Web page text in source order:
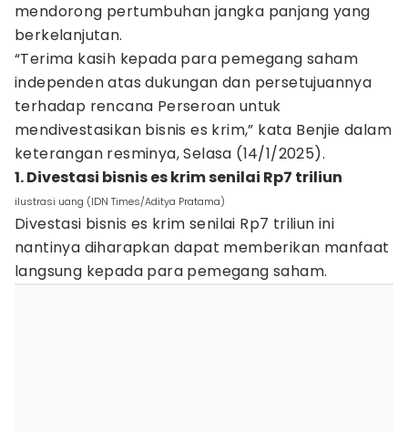
mendorong pertumbuhan jangka panjang yang
berkelanjutan.
“Terima kasih kepada para pemegang saham
independen atas dukungan dan persetujuannya
terhadap rencana Perseroan untuk
mendivestasikan bisnis es krim,” kata Benjie dalam
keterangan resminya, Selasa (14/1/2025).
1. Divestasi bisnis es krim senilai Rp7 triliun
ilustrasi uang (IDN Times/Aditya Pratama)
Divestasi bisnis es krim senilai Rp7 triliun ini
nantinya diharapkan dapat memberikan manfaat
langsung kepada para pemegang saham.